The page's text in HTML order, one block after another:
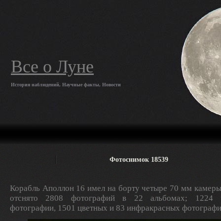
Все о Луне
История наблюдений, Научные факты, Новости
Фотоснимок 18539
Корабль Аполлон 16 имел на борту четыре 70 мм
отснято 2808 фотографий в 22 альбомах; 1224
фотографии, 1501 цветных и 83 инфракрасных